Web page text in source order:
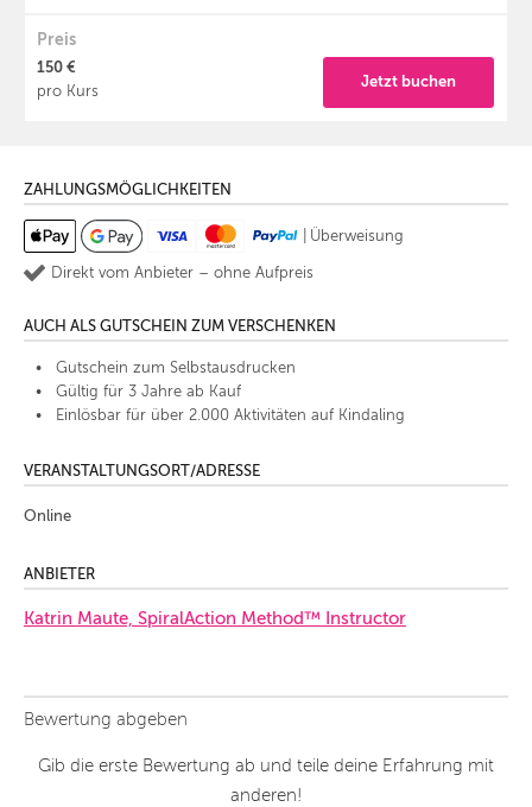
Preis
150 €
pro Kurs
Jetzt buchen
ZAHLUNGSMÖGLICHKEITEN
Überweisung
Direkt vom Anbieter – ohne Aufpreis
AUCH ALS GUTSCHEIN ZUM VERSCHENKEN
Gutschein zum Selbstausdrucken
Gültig für 3 Jahre ab Kauf
Einlösbar für über 2.000 Aktivitäten auf Kindaling
VERANSTALTUNGSORT/ADRESSE
Online
ANBIETER
Katrin Maute, SpiralAction Method™ Instructor
Bewertung abgeben
Gib die erste Bewertung ab und teile deine Erfahrung mit
anderen!